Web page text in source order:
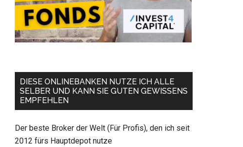
DIESE ONLINEBANKEN NUTZE ICH ALLE
SELBER UND KANN SIE GUTEN GEWISSENS
EMPFEHLEN
Der beste Broker der Welt (Für Profis), den ich seit
2012 fürs Hauptdepot nutze